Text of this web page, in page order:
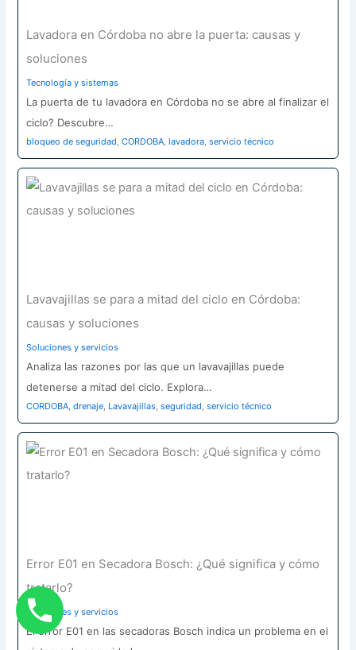
Lavadora en Córdoba no abre la puerta: causas y
soluciones
Tecnología y sistemas
La puerta de tu lavadora en Córdoba no se abre al finalizar el
ciclo? Descubre…
bloqueo de seguridad,CORDOBA,lavadora,servicio técnico
Lavavajillas se para a mitad del ciclo en Córdoba:
causas y soluciones
Soluciones y servicios
Analiza las razones por las que un lavavajillas puede
detenerse a mitad del ciclo. Explora…
CORDOBA,drenaje, Lavavajillas,seguridad,servicio técnico
Error E01 en Secadora Bosch: ¿Qué significa y cómo
tratarlo?
Soluciones y servicios
El error E01 en las secadoras Bosch indica un problema en el